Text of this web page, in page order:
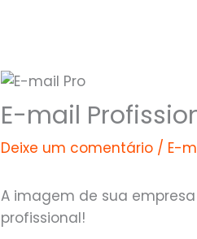
E-mail
Deixe um comentário / E-
A imagem de sua
profissional!